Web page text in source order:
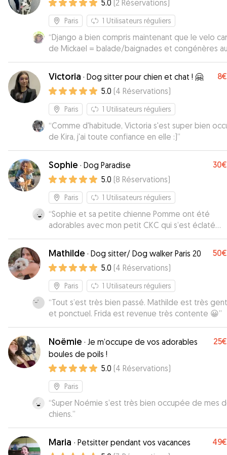
5.0 (2 Réservations)
Paris 1 Utilisateurs réguliers
“Django a bien compris maintenant que le velo
de Mickael = balade/baignades et congénères au
de Vincennes Du coup il saute à bord sans se faire
prier (attaché et en sécurité pour le voyage jusqu'au
bois de Vincennes) 👍 Retour dans les temps nickel il
fait une bonne sieste à l'heure qu'il est ... chien
content 🐶💤 Merci”
Victoria · Dog sitter pour chien et chat ! 🤗 8€
5.0 (4 Réservations)
Paris 1 Utilisateurs réguliers
“Comme d'habitude, Victoria s'est super bien
de Kira, j'ai toute confiance en elle :)”
Sophie · Dog Paradise 30€
5.0 (8 Réservations)
Paris 1 Utilisateurs réguliers
“Sophie et sa petite chienne Pomme ont été
adorables avec mon petit CKC qui s’est éclaté
pendant les journées de garderie. Je referai très
appel à elles en toute confiance !
Mathilde · Dog sitter/ Dog walker Paris 20 50€
5.0 (4 Réservations)
Paris 1 Utilisateurs réguliers
“Tout s’est très bien passé. Mathilde est très
et ponctuel. Frida est revenue très contente 😀”
Noëmie · Je m’occupe de vos adorables
boules de poils !
25€
5.0 (4 Réservations)
Paris
“Super Noémie s’est très bien occupée de mes
chiens.”
Maria · Petsitter pendant vos vacances 49€